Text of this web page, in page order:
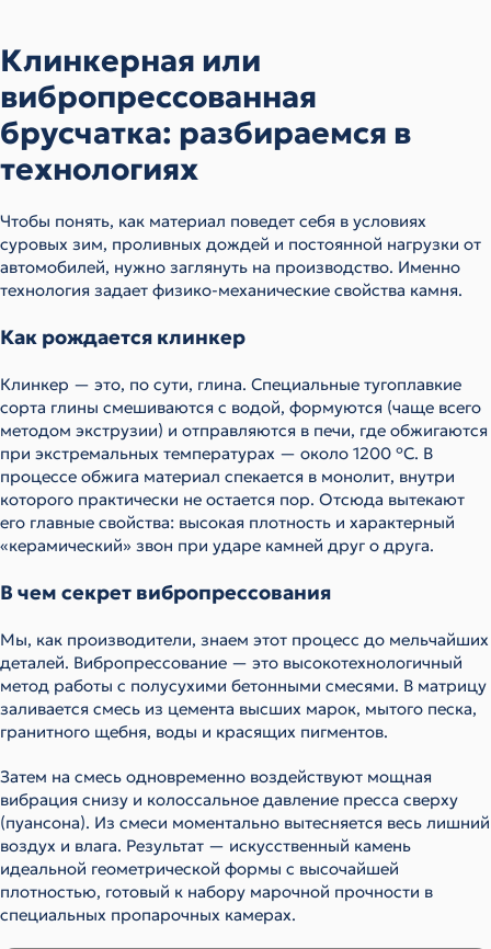
Клинкерная или
вибропрессованная
брусчатка: разбираемся в
технологиях
Чтобы понять, как материал поведет себя в условиях
суровых зим, проливных дождей и постоянной нагрузки от
автомобилей, нужно заглянуть на производство. Именно
технология задает физико-механические свойства камня.
Как рождается клинкер
Клинкер — это, по сути, глина. Специальные тугоплавкие
сорта глины смешиваются с водой, формуются (чаще всего
методом экструзии) и отправляются в печи, где обжигаются
при экстремальных температурах — около 1200 °C. В
процессе обжига материал спекается в монолит, внутри
которого практически не остается пор. Отсюда вытекают
его главные свойства: высокая плотность и характерный
«керамический» звон при ударе камней друг о друга.
В чем секрет вибропрессования
Мы, как производители, знаем этот процесс до мельчайших
деталей. Вибропрессование — это высокотехнологичный
метод работы с полусухими бетонными смесями. В матрицу
заливается смесь из цемента высших марок, мытого песка,
гранитного щебня, воды и красящих пигментов.
Затем на смесь одновременно воздействуют мощная
вибрация снизу и колоссальное давление пресса сверху
(пуансона). Из смеси моментально вытесняется весь лишний
воздух и влага. Результат — искусственный камень
идеальной геометрической формы с высочайшей
плотностью, готовый к набору марочной прочности в
специальных пропарочных камерах.